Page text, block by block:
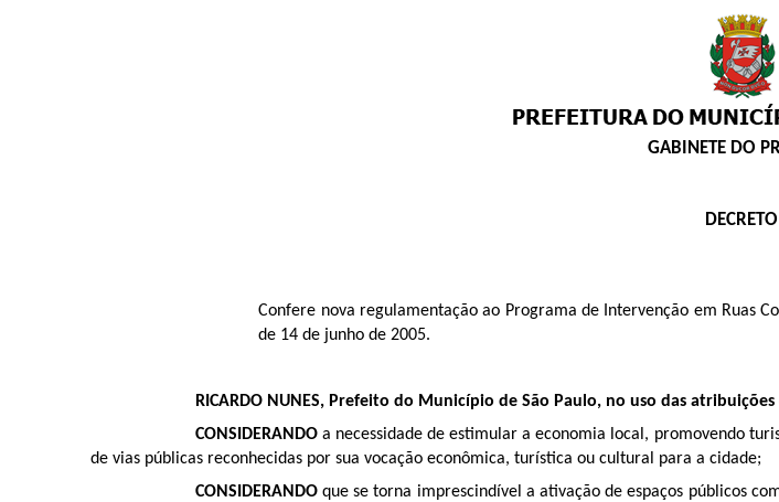
GABINETE DO
DECRETO
Confere nova regulamentação ao Programa de Intervenção em Ruas
de 14 de junho de 2005.
RICARDO NUNES, Prefeito do Município de São Paulo, no uso das
CONSIDERANDOa necessidade de estimular a economia local, promovendo
de vias públicas reconhecidas por sua vocação econômica, turística ou cultural para a cidade;
CONSIDERANDOque se torna imprescindível a ativação de espaços públicos